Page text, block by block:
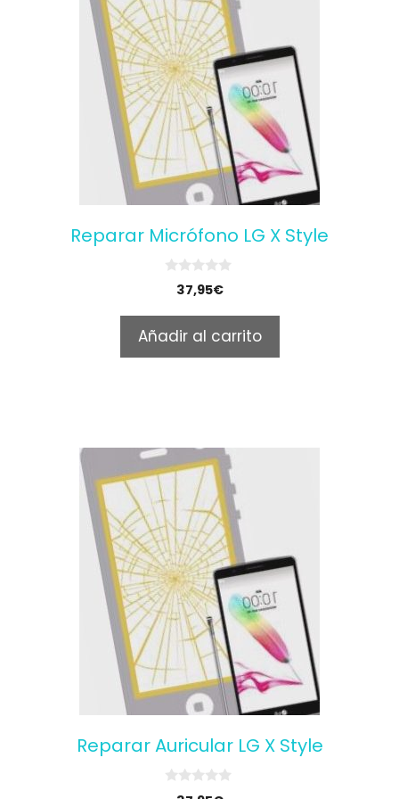
Reparar Micrófono LG X Style
o
f
5
37,95€
Añadir al carrito
Reparar Auricular LG X Style